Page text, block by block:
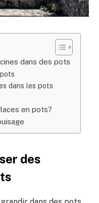
dans des pots
dans les pots
en pots?
des